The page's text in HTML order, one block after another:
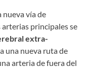
nueva vía de
principales se
extra-
una nueva ruta de
arteria de fuera del